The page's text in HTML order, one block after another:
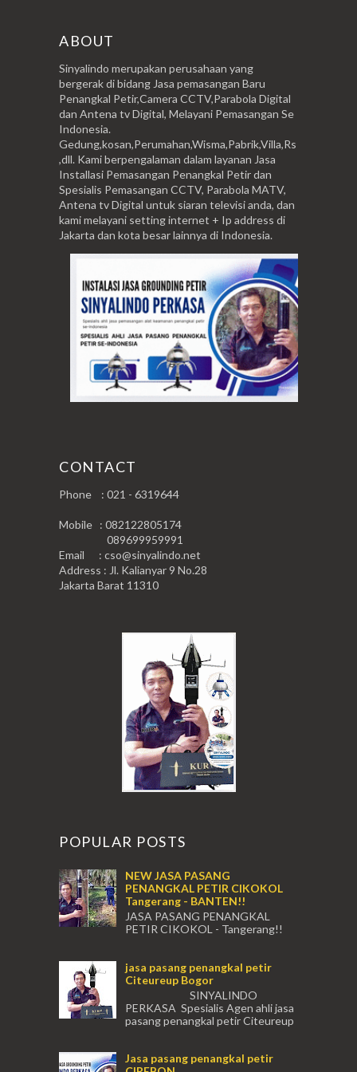
ABOUT
Sinyalindo merupakan perusahaan yang
bergerak di bidang Jasa pemasangan Baru
Penangkal Petir,Camera CCTV,Parabola Digital
dan Antena tv Digital, Melayani Pemasangan Se
Indonesia.
Gedung,kosan,Perumahan,Wisma,Pabrik,Villa,Rs
,dll. Kami berpengalaman dalam layanan Jasa
Installasi Pemasangan Penangkal Petir dan
Spesialis Pemasangan CCTV, Parabola MATV,
Antena tv Digital untuk siaran televisi anda, dan
kami melayani setting internet + Ip address di
Jakarta dan kota besar lainnya di Indonesia.
CONTACT
Phone : 021 - 6319644
Mobile : 082122805174
089699959991
Email : cso@sinyalindo.net
Address : Jl. Kalianyar 9 No.28
Jakarta Barat 11310
POPULAR POSTS
NEW JASA PASANG
PENANGKAL PETIR CIKOKOL
Tangerang - BANTEN!!
JASA PASANG PENANGKAL
PETIR CIKOKOL - Tangerang!!
CIKOKOL TANGERANG ...
jasa pasang penangkal petir
Citeureup Bogor
SINYALINDO
PERKASA Spesialis Agen ahli jasa
pasang penangkal petir Citeureup
Jasa pasang penangkal petir